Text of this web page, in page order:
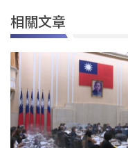
相關文章